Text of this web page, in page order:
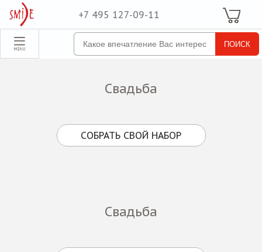
Для неё
набор
+7 495 127-09-11 Ваша Корзина
Свадьба
СОБРАТЬ СВОЙ НАБОР
Свадьба